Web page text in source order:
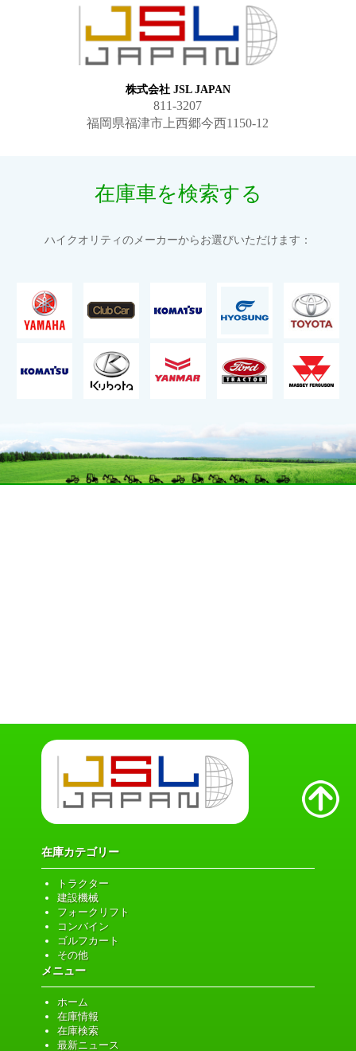
株式会社 JSL JAPAN
811-3207
福岡県福津市上西郷今西1150-12
在庫車を検索する
ハイクオリティのメーカーからお選びいただけます：
在庫カテゴリー
トラクター
建設機械
フォークリフト
コンバイン
ゴルフカート
その他
メニュー
ホーム
在庫情報
在庫検索
最新ニュース